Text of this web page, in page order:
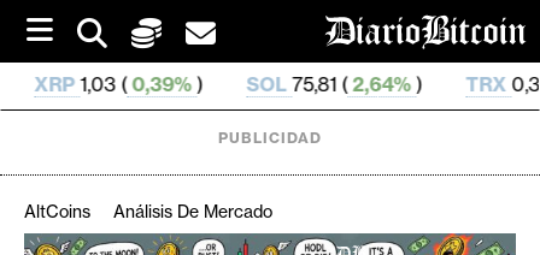
i
t
o
SOL75,81 (2,64%) TRX 0,329 395 ( 0,54%)
PUBLICIDAD
AltCoins Análisis De Mercado